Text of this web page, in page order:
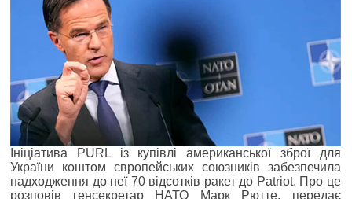
Ініціатива PURL із купівлі американської зброї для
України коштом європейських союзників забезпечила
надходження до неї 70 відсотків ракет до Patriot. Про це
розповів генсекретар НАТО Марк Рютте, передає